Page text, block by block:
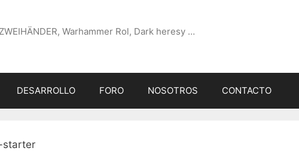
Warhammer Rol, Dark heresy …
DESARROLLO FORO NOSOTROS CONTACTO